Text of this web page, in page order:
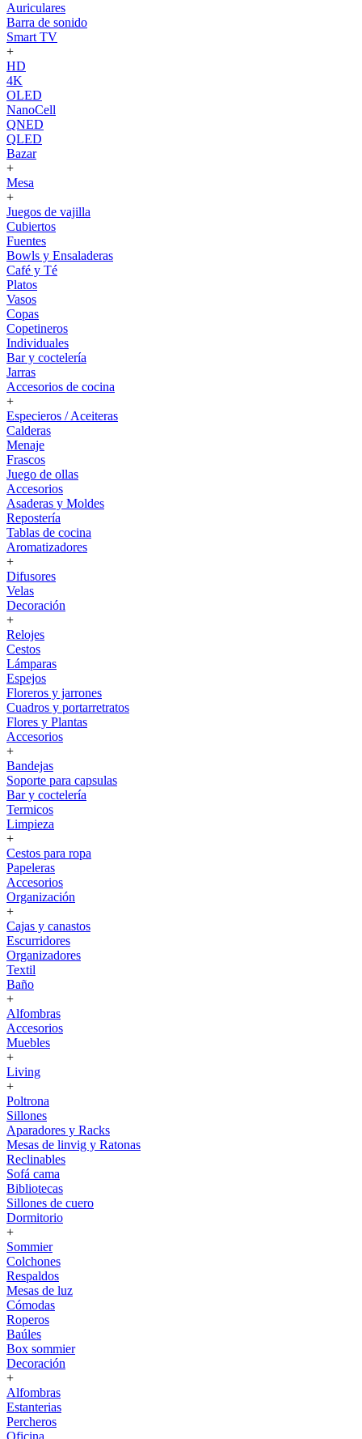
Auriculares
Barra de sonido
Smart TV
+
HD
4K
OLED
NanoCell
QNED
QLED
Bazar
+
Mesa
+
Juegos de vajilla
Cubiertos
Fuentes
Bowls y Ensaladeras
Café y Té
Platos
Vasos
Copas
Copetineros
Individuales
Bar y coctelería
Jarras
Accesorios de cocina
+
Especieros / Aceiteras
Calderas
Menaje
Frascos
Juego de ollas
Accesorios
Asaderas y Moldes
Repostería
Tablas de cocina
Aromatizadores
+
Difusores
Velas
Decoración
+
Relojes
Cestos
Lámparas
Espejos
Floreros y jarrones
Cuadros y portarretratos
Flores y Plantas
Accesorios
+
Bandejas
Soporte para capsulas
Bar y coctelería
Termicos
Limpieza
+
Cestos para ropa
Papeleras
Accesorios
Organización
+
Cajas y canastos
Escurridores
Organizadores
Textil
Baño
+
Alfombras
Accesorios
Muebles
+
Living
+
Poltrona
Sillones
Aparadores y Racks
Mesas de linvig y Ratonas
Reclinables
Sofá cama
Bibliotecas
Sillones de cuero
Dormitorio
+
Sommier
Colchones
Respaldos
Mesas de luz
Cómodas
Roperos
Baúles
Box sommier
Decoración
+
Alfombras
Estanterias
Percheros
Oficina